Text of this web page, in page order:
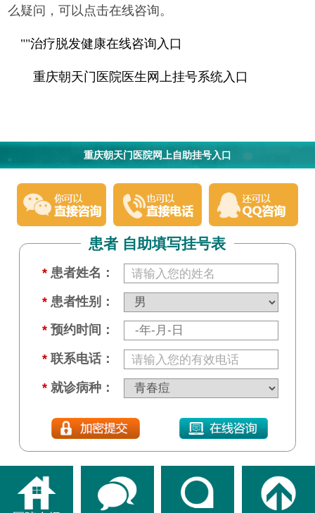
么疑问，可以点击在线咨询。
""治疗脱发健康在线咨询入口
重庆朝天门医院医生网上挂号系统入口
重庆朝天门医院网上自助挂号入口
患者 自助填写挂号表
* 患者姓名：
* 患者性别：
* 预约时间：
* 联系电话：
* 就诊病种：